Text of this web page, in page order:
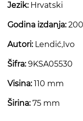
Jezik:Hrvatski
Godina izdanja:
Autori:Lendić,Ivo
Šifra:9KSA05530
Visina:110 mm
Širina:75 mm